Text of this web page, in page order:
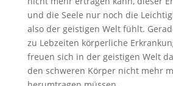
und die Seele nur noch die
also der geistigen Welt fühlt.
zu Lebzeiten körperliche
freuen sich in der geistigen Welt
den schweren Körper nicht mehr